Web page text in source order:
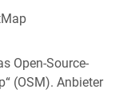
Open-Source-
(OSM). Anbieter